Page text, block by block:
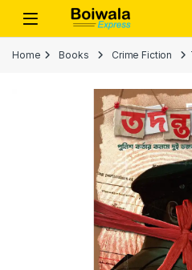
Skip to navigation
Skip to content
Open
Home Books Crime Fiction